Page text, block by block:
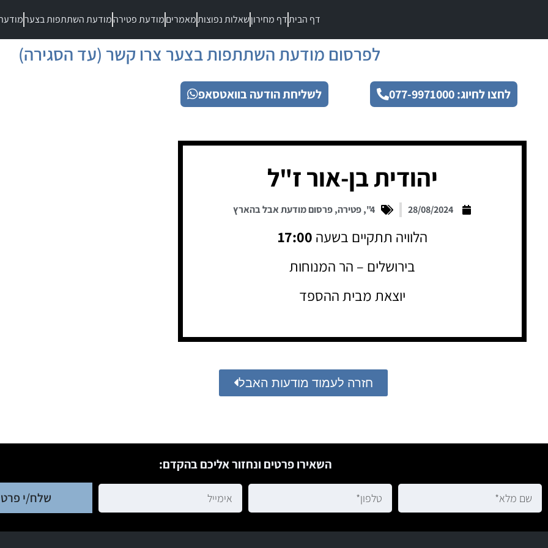
דף הביתדף מחירוןשאלות נפוצותמאמריםמודעת פטירהמודעת השתתפות בצער
לפרסום מודעת השתתפות בצער צרו קשר (עד הסגירה)
לחצו לחיוג: 077-9971000 לשליחת הודעה בוואטסאפ
יהודית בן-אור ז"ל
28/08/2024
4"
,פטירה,פרסום מודעת אבל בהארץ
הלוויה תתקיים בשעה 17:00
בירושלים – הר המנוחות
יוצאת מבית ההספד
חזרה לעמוד מודעות האבל
השאירו פרטים ונחזור אליכם בהקדם:
שלח/י